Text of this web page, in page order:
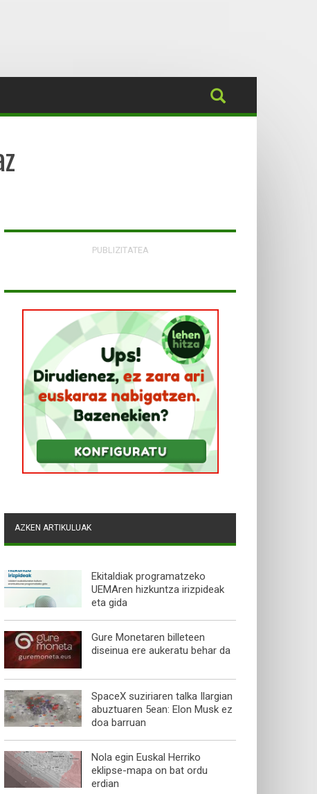
PUBLIZITATEA
AZKEN ARTIKULUAK
Ekitaldiak programatzeko
UEMAren hizkuntza irizpideak
eta gida
Gure Monetaren billeteen
diseinua ere aukeratu behar da
SpaceX suziriaren talka Ilargian
abuztuaren 5ean: Elon Musk ez
doa barruan
Nola egin Euskal Herriko
eklipse-mapa on bat ordu
erdian